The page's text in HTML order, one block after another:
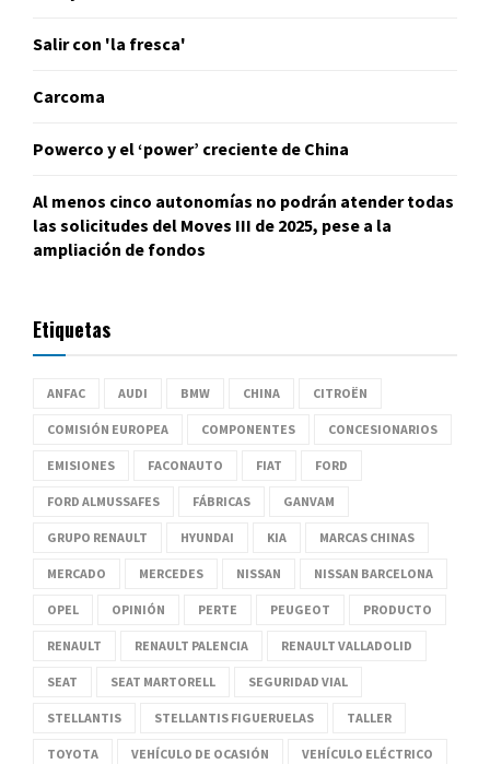
Salir con 'la fresca'
Carcoma
Powerco y el ‘power’ creciente de China
Al menos cinco autonomías no podrán atender todas
las solicitudes del Moves III de 2025, pese a la
ampliación de fondos
Etiquetas
ANFAC AUDI BMW CHINA CITROËN
COMISIÓN EUROPEA COMPONENTES CONCESIONARIOS
EMISIONES FACONAUTO FIAT FORD
FORD ALMUSSAFES FÁBRICAS GANVAM
GRUPO RENAULT HYUNDAI KIA MARCAS CHINAS
MERCADO MERCEDES NISSAN NISSAN BARCELONA
OPEL OPINIÓN PERTE PEUGEOT PRODUCTO
RENAULT RENAULT PALENCIA RENAULT VALLADOLID
SEAT SEAT MARTORELL SEGURIDAD VIAL
STELLANTIS STELLANTIS FIGUERUELAS TALLER
TOYOTA VEHÍCULO DE OCASIÓN VEHÍCULO ELÉCTRICO